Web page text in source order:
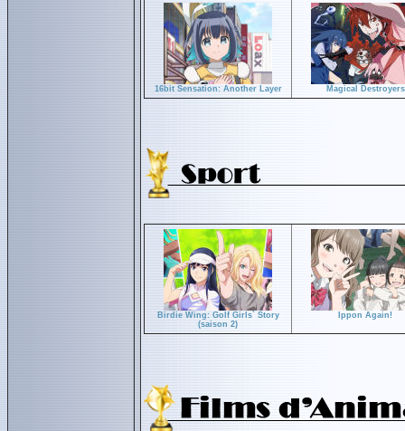
16bit Sensation: Another Layer Magical Destroyers
Birdie Wing: Golf Girls` Story
(saison 2)
Ippon Again!